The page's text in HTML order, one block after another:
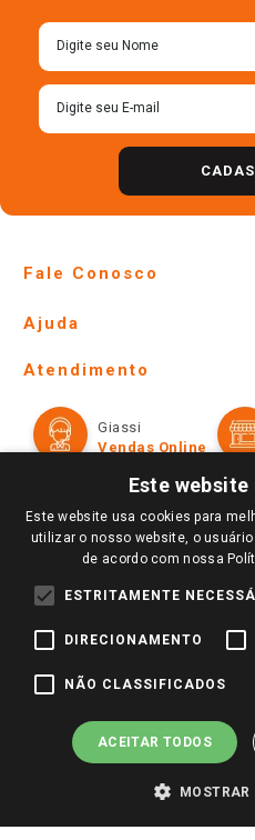
Fale Conosco
Lojas Físicas e Horários
Ofertas
Televendas
Perguntas frequentes
Trabalhe Conosco
Identidade Visual
Ajuda
Formas de Pagamento
Políticas de entrega
Trocas e Devoluções
Atendimento
Giassi
Vendas Online
Redes Sociais
Pagamento e Segurança
Este
Este website usa cookies para
utilizar o nosso website, o
de acordo com nossa
ESTRITAMENTE
DIRECIONAMENTO
NÃO CLASSIFICADOS
ACEITAR TODOS
MOSTRAR